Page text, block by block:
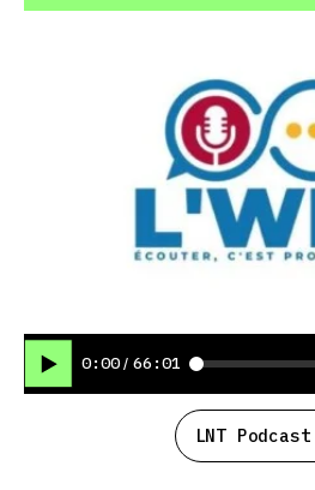
0:00 / 66:01
LNT Podcast